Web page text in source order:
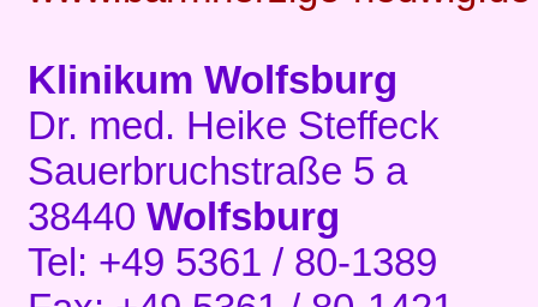
Klinikum Wolfsburg
Dr. med. Heike Steffeck
Sauerbruchstraße 5 a
38440 Wolfsburg
Tel: +49 5361 / 80-1389